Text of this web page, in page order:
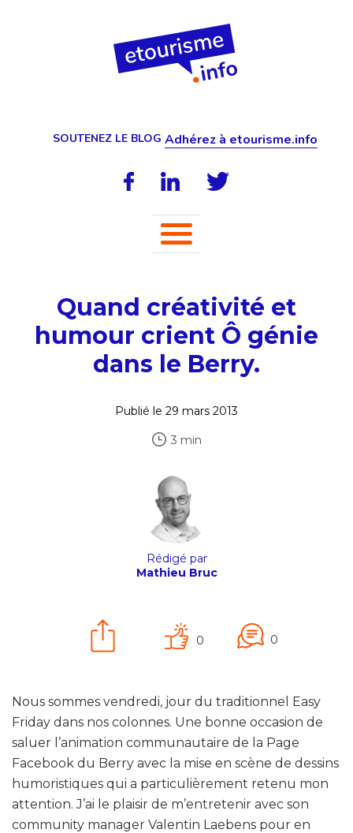
SOUTENEZ LE BLOG Adhérez à etourisme.info
Quand créativité et
humour crient Ô génie
dans le Berry.
Publié le 29 mars 2013
3 min
Rédigé par
Mathieu Bruc
0 0
Nous sommes vendredi, jour du traditionnel Easy
Friday dans nos colonnes. Une bonne occasion de
saluer l’animation communautaire de la Page
Facebook du Berry avec la mise en scène de dessins
humoristiques qui a particulièrement retenu mon
attention. J’ai le plaisir de m’entretenir avec son
community manager Valentin Laebens pour en